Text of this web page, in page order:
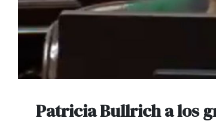
Patricia Bullrich a los